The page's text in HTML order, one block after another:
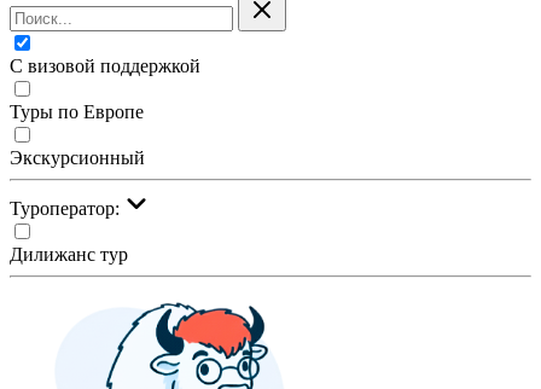
С визовой поддержкой
Туры по Европе
Экскурсионный
Туроператор:
Дилижанс тур